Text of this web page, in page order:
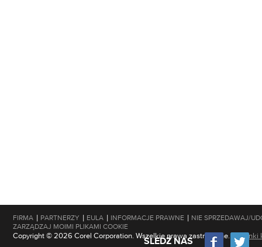
FIRMA | PARTNERZY | EULA | INFORMACJE PRAWNE | NIE SPRZEDAWAJ/
ZARZĄDZAJ MOIMI PLIKAMI COOKIE
Copyright © 2026 Corel Corporation. Wszelkie prawa zastrzeżone.
ŚLEDŹ NAS